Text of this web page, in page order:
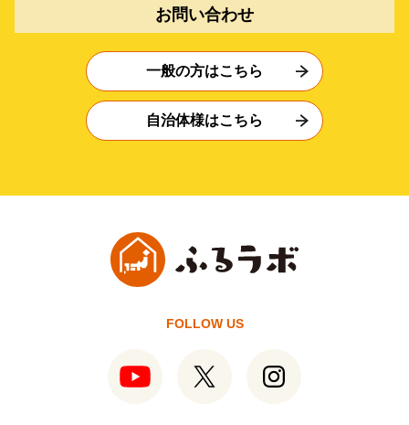
お問い合わせ
一般の方はこちら
自治体様はこちら
FOLLOW US